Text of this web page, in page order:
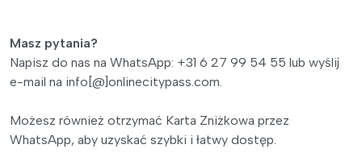
Masz pytania?
Napisz do nas na WhatsApp: +31 6 27 99 54 55 lub wyślij
e-mail na info[@]onlinecitypass.com.
Możesz również otrzymać Karta Zniżkowa przez
WhatsApp, aby uzyskać szybki i łatwy dostęp.